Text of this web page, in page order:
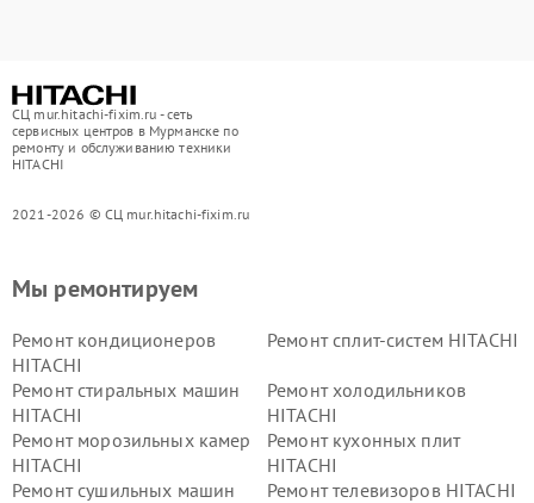
СЦ mur.hitachi-fixim.ru - сеть
сервисных центров в Мурманске по
ремонту и обслуживанию техники
HITACHI
2021-2026 © СЦ mur.hitachi-fixim.ru
Мы ремонтируем
Ремонт кондиционеров
HITACHI
Ремонт сплит-систем HITACHI
Ремонт стиральных машин
HITACHI
Ремонт холодильников
HITACHI
Ремонт морозильных камер
HITACHI
Ремонт кухонных плит
HITACHI
Ремонт сушильных машин
Ремонт телевизоров HITACHI